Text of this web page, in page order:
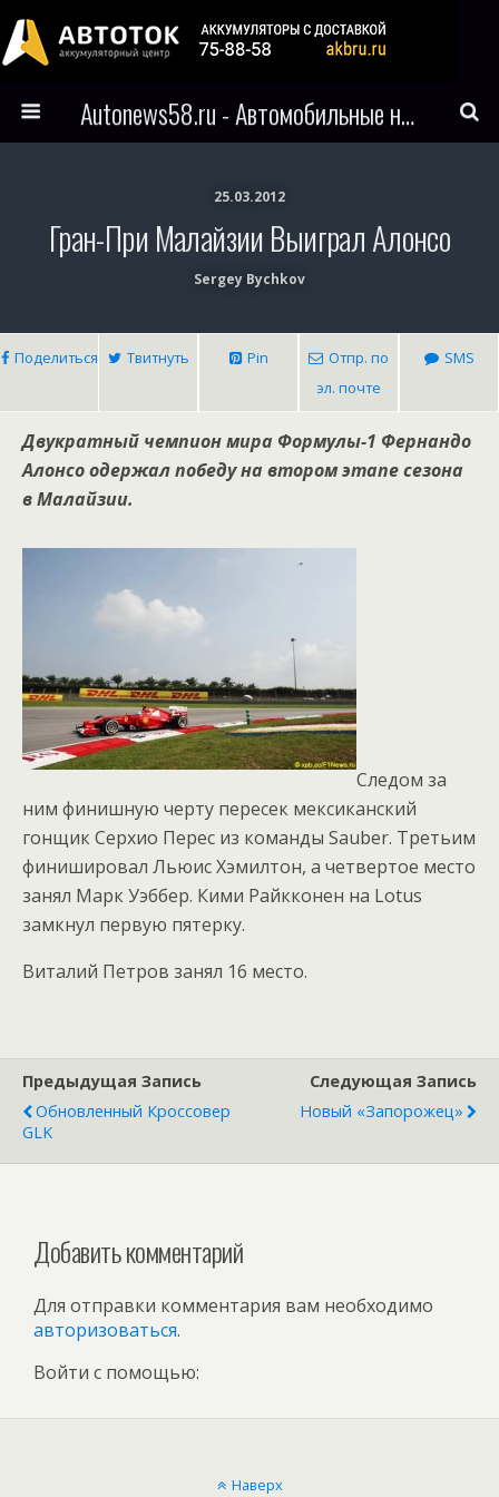
Autonews58.ru - Автомобильные новости Пензы и всего мира
25.03.2012
Гран-При Малайзии Выиграл Алонсо
Sergey Bychkov
Поделиться Твитнуть Pin
Отпр. по
эл. почте
SMS
Двукратный чемпион мира Формулы-1 Фернандо
Алонсо одержал победу на втором этапе сезона
в Малайзии.
Следом за
ним финишную черту пересек мексиканский
гонщик Серхио Перес из команды Sauber. Третьим
финишировал Льюис Хэмилтон, а четвертое место
занял Марк Уэббер. Кими Райкконен на Lotus
замкнул первую пятерку.
Виталий Петров занял 16 место.
Предыдущая Запись
Обновленный Кроссовер
GLK
Следующая Запись
Новый «Запорожец»
Добавить комментарий
Для отправки комментария вам необходимо
авторизоваться.
Войти с помощью:
Наверх